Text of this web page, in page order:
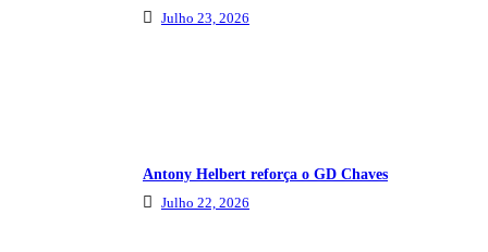
Julho 23, 2026
Antony Helbert reforça o GD Chaves
Julho 22, 2026